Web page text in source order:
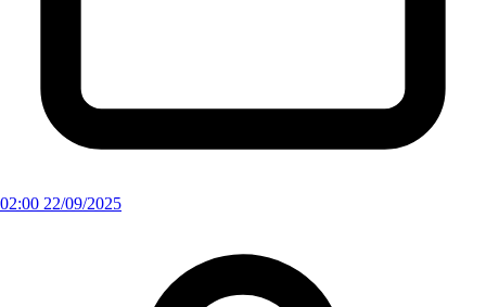
02:00 22/09/2025